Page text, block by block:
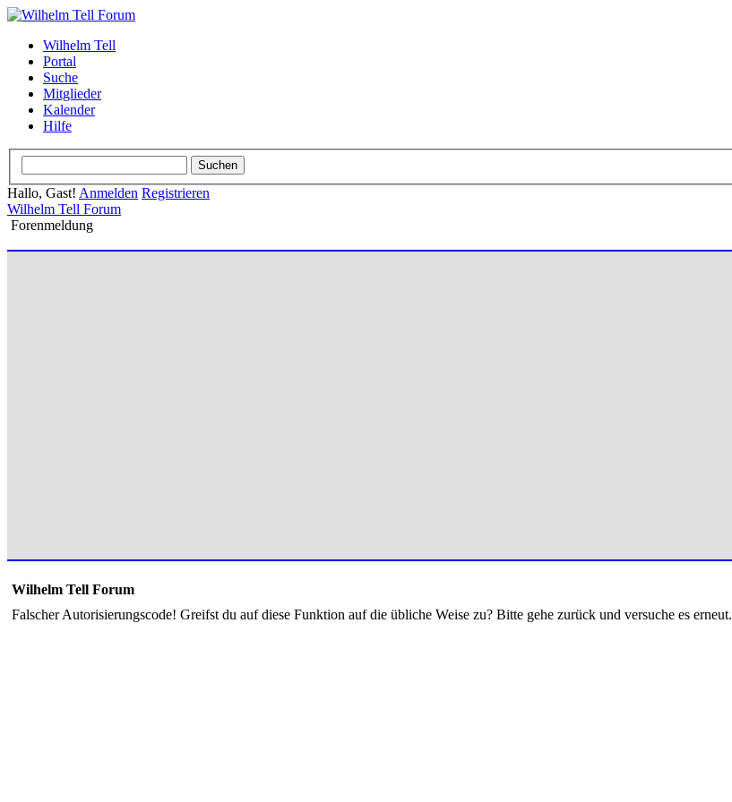
Wilhelm Tell
Portal
Suche
Mitglieder
Kalender
Hilfe
Hallo, Gast! Anmelden Registrieren
Wilhelm Tell Forum
Forenmeldung
Wilhelm Tell Forum
Falscher Autorisierungscode! Greifst du auf diese Funktion auf die übliche Weise zu? Bitte gehe zurück und versuche es erneut.